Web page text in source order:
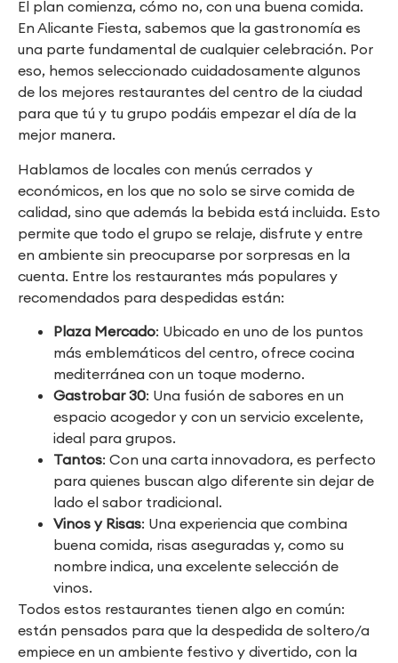
El plan comienza, cómo no, con una buena comida.
En Alicante Fiesta, sabemos que la gastronomía es
una parte fundamental de cualquier celebración. Por
eso, hemos seleccionado cuidadosamente algunos
de los mejores restaurantes del centro de la ciudad
para que tú y tu grupo podáis empezar el día de la
mejor manera.
Hablamos de locales con menús cerrados y
económicos, en los que no solo se sirve comida de
calidad, sino que además la bebida está incluida. Esto
permite que todo el grupo se relaje, disfrute y entre
en ambiente sin preocuparse por sorpresas en la
cuenta. Entre los restaurantes más populares y
recomendados para despedidas están:
Plaza Mercado: Ubicado en uno de los puntos
más emblemáticos del centro, ofrece cocina
mediterránea con un toque moderno.
Gastrobar 30: Una fusión de sabores en un
espacio acogedor y con un servicio excelente,
ideal para grupos.
Tantos: Con una carta innovadora, es perfecto
para quienes buscan algo diferente sin dejar de
lado el sabor tradicional.
Vinos y Risas: Una experiencia que combina
buena comida, risas aseguradas y, como su
nombre indica, una excelente selección de
vinos.
Todos estos restaurantes tienen algo en común:
están pensados para que la despedida de soltero/a
empiece en un ambiente festivo y divertido, con la